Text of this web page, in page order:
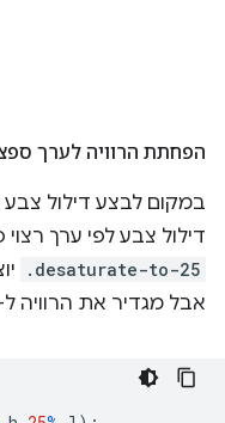
הפחתת הרוויה לערך
במקום לבצע דילול
דילול צבע לפי ערך
.desaturate-to-25
אבל מגדיר את הרוויה ל-